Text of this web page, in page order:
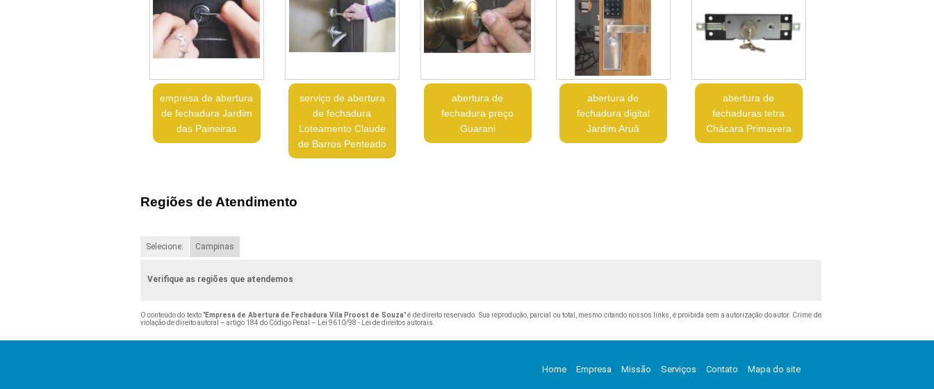
empresa de abertura
de fechadura Jardim
das Paineiras
serviço de abertura
de fechadura
Loteamento Claude
de Barros Penteado
abertura de
fechadura preço
Guarani
abertura de
fechadura digital
Jardim Aruã
abertura de
fechaduras tetra
Chácara Primavera
Regiões de Atendimento
Selecione: Campinas
Verifique as regiões que atendemos
O conteúdo do texto "Empresa de Abertura de Fechadura Vila Proost de Souza" é de direito reservado. Sua reprodução, parcial ou total, mesmo citando nossos links, é proibida sem a autorização do autor. Crime de
violação de direito autoral – artigo 184 do Código Penal –
Lei 9610/98 - Lei de direitos autorais
Home Empresa Missão Serviços Contato Mapa do site